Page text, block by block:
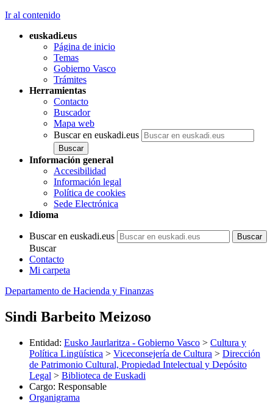
Ir al contenido
euskadi.eus
Página de inicio
Temas
Gobierno Vasco
Trámites
Herramientas
Contacto
Buscador
Mapa web
Buscar en euskadi.eus
Información general
Accesibilidad
Información legal
Política de cookies
Sede Electrónica
Idioma
Buscar en euskadi.eus
Buscar
Contacto
Mi carpeta
Departamento de Hacienda y Finanzas
Sindi Barbeito Meizoso
Entidad: Eusko Jaurlaritza - Gobierno Vasco > Cultura y
Política Lingüística > Viceconsejería de Cultura > Dirección
de Patrimonio Cultural, Propiedad Intelectual y Depósito
Legal > Biblioteca de Euskadi
Cargo: Responsable
Organigrama